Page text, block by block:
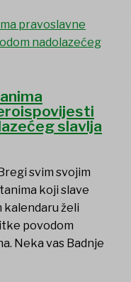
slavlja
svim svojim
koji slave
kalendaru želi
povodom
Neka vas Badnje